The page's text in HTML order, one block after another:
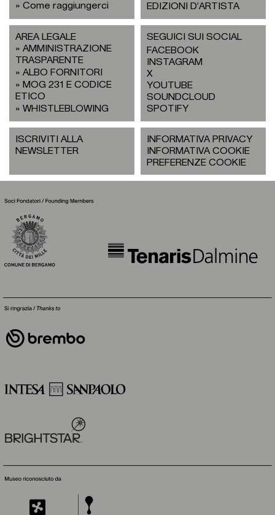
Come raggiungerci
EDIZIONI D’ARTISTA
AREA LEGALE
AMMINISTRAZIONE
TRASPARENTE
ALBO FORNITORI
MOG 231 E CODICE
ETICO
WHISTLEBLOWING
SEGUICI SUI SOCIAL
FACEBOOK
INSTAGRAM
X
YOUTUBE
SOUNDCLOUD
SPOTIFY
ISCRIVITI ALLA
NEWSLETTER
INFORMATIVA PRIVACY
INFORMATIVA COOKIE
PREFERENZE COOKIE